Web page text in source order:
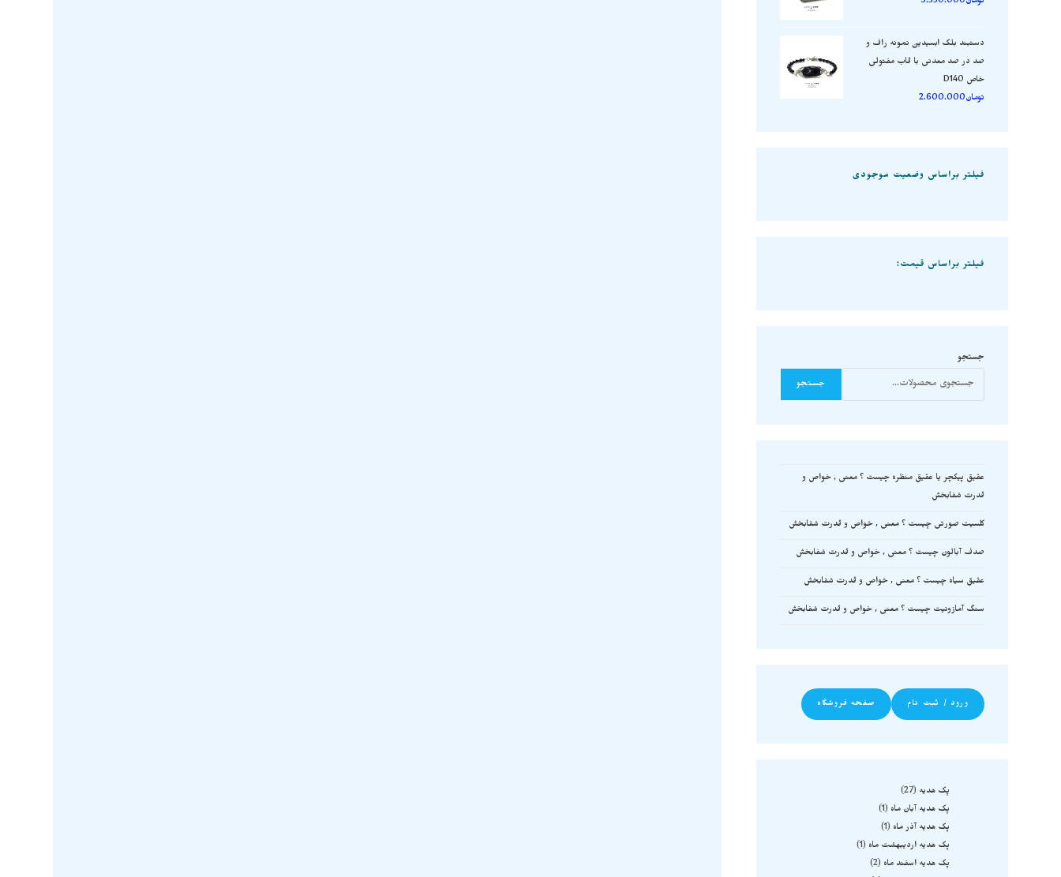
دستبند بلک ابسیدین نمونه راف و
صد در صد معدنی با قاب مفتولی
خاص D140
تومان2.600.000
فیلتر براساس وضعیت موجودی
فیلتر براساس قیمت:
جستجو
جستجو
عقیق پیکچر یا عقیق منظره چیست ؟ معنی , خواص و
قدرت شفابخش
کلسیت صورتی چیست ؟ معنی , خواص و قدرت شفابخش
صدف آبالون چیست ؟ معنی , خواص و قدرت شفابخش
عقیق سیاه چیست ؟ معنی , خواص و قدرت شفابخش
سنگ آمازونیت چیست ؟ معنی , خواص و قدرت شفابخش
ورود / ثبت نام صفحه فروشگاه
پک هدیه
27
پک هدیه آبان ماه
1
پک هدیه آذر ماه
1
پک هدیه اردیبهشت ماه
1
پک هدیه اسفند ماه
2